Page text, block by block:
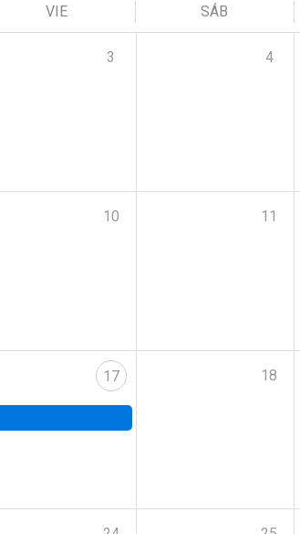
VIE SÁB
3 4
10 11
17 18